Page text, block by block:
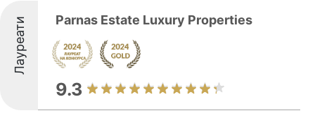
Лауреати Parnas Estate Luxury Properties
9.3